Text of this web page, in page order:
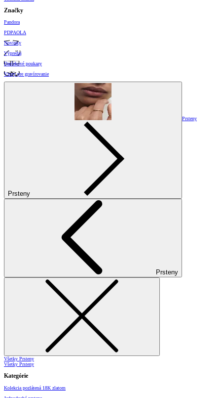
Značky
Pandora
PDPAOLA
Novinky
Výpredaj
Darčekové poukazy
Vzory pre gravírovanie
Prsteny
Prsteny
Prsteny
Všetky Prsteny
Všetky Prsteny
Kategórie
Kolekcia pozlátená 18K zlatom